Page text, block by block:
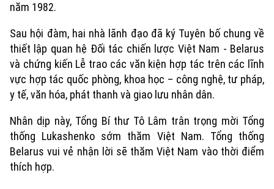
năm 1982.
Sau hội đàm, hai nhà lãnh đạo đã ký Tuyên bố chung về
thiết lập quan hệ Đối tác chiến lược Việt Nam - Belarus
và chứng kiến Lễ trao các văn kiện hợp tác trên các lĩnh
vực hợp tác quốc phòng, khoa học – công nghệ, tư pháp,
y tế, văn hóa, phát thanh và giao lưu nhân dân.
Nhân dịp này, Tổng Bí thư Tô Lâm trân trọng mời Tổng
thống Lukashenko sớm thăm Việt Nam. Tổng thống
Belarus vui vẻ nhận lời sẽ thăm Việt Nam vào thời điểm
thích hợp.